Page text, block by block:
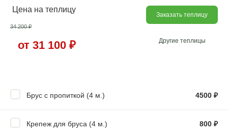
Цена на теплицу
34 200₽
от 31 100 ₽
Заказать теплицу
Другие теплицы
Брус с пропиткой (4 м.) 4500 ₽
Крепеж для бруса (4 м.) 800 ₽